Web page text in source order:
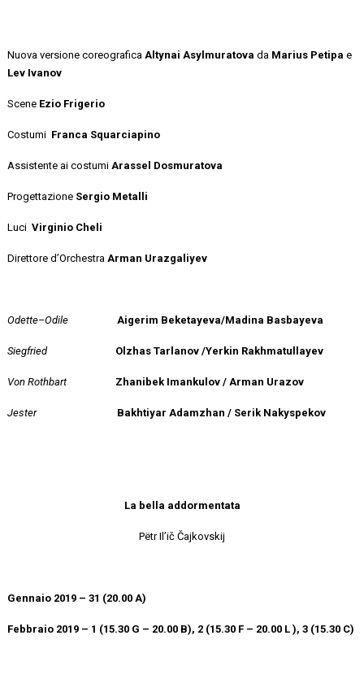
Nuova versione coreografica Altynai Asylmuratovada Marius Petipae
Lev Ivanov
Scene Ezio Frigerio
Costumi Franca Squarciapino
Assistente ai costumi Arassel Dosmuratova
Progettazione Sergio Metalli
LuciVirginio Cheli
Direttore d’Orchestra Arman Urazgaliyev
Odette–Odile Aigerim Beketayeva/Madina Basbayeva
Siegfried Olzhas Tarlanov /Yerkin Rakhmatullayev
Von Rothbart Zhanibek Imankulov / Arman Urazov
Jester Bakhtiyar Adamzhan / Serik Nakyspekov
La bella addormentata
Pëtr Il’ič Čajkovskij
Gennaio 2019 – 31 (20.00 A)
Febbraio 2019 – 1 (15.30 G – 20.00 B), 2 (15.30 F – 20.00 L ), 3 (15.30 C)